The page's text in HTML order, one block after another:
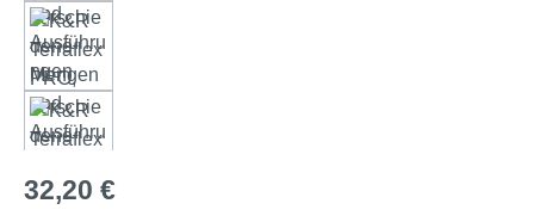
Regulärer Preis:
32,20 €